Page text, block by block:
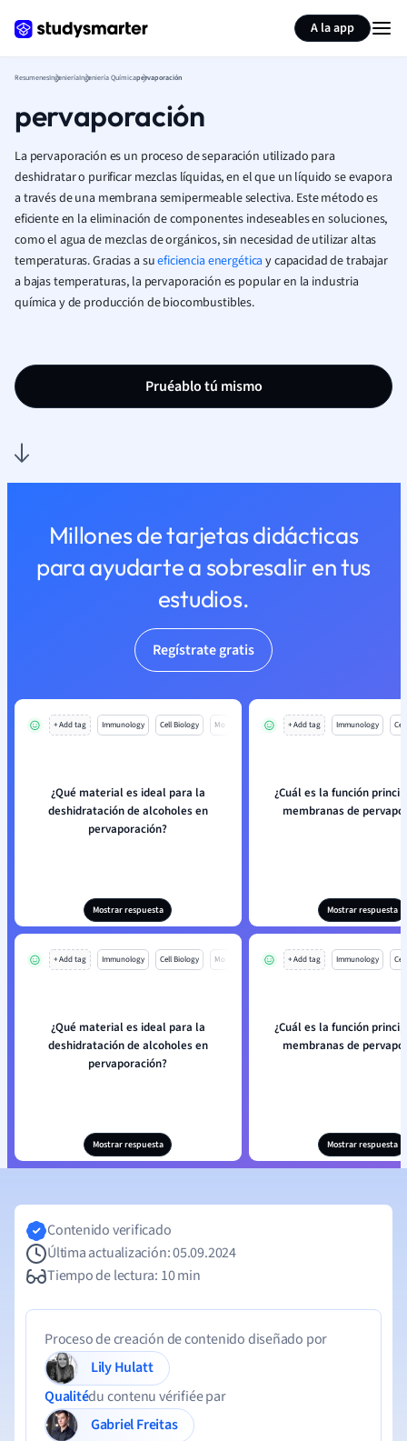
A la app
ResumenesIngenieríaIngeniería Químicapervaporación
pervaporación
La pervaporación es un proceso de separación utilizado para
deshidratar o purificar mezclas líquidas, en el que un líquido se evapora
a través de una membrana semipermeable selectiva. Este método es
eficiente en la eliminación de componentes indeseables en soluciones,
como el agua de mezclas de orgánicos, sin necesidad de utilizar altas
temperaturas. Gracias a sueficiencia energética y capacidad de trabajar
a bajas temperaturas, la pervaporación es popular en la industria
química y de producción de biocombustibles.
Pruéablo tú mismo
Millones de tarjetas didácticas
para ayudarte a sobresalir en tus
estudios.
Regístrate gratis
+ Add tag Immunology Cell Biology Mo
¿Qué material es ideal para la
deshidratación de alcoholes en
pervaporación?
Mostrar respuesta
+ Add tag Immunology
¿Cuál es la función
membranas de
Mostrar respuesta
+ Add tag Immunology Cell Biology Mo
¿Qué material es ideal para la
deshidratación de alcoholes en
pervaporación?
Mostrar respuesta
+ Add tag Immunology
¿Cuál es la función
membranas de
Mostrar respuesta
Resumir página
Contenido verificado
Última actualización: 05.09.2024
Tiempo de lectura: 10 min
Proceso de creación de contenido diseñado por
Lily Hulatt
Qualitédu contenu vérifiée par
Gabriel Freitas